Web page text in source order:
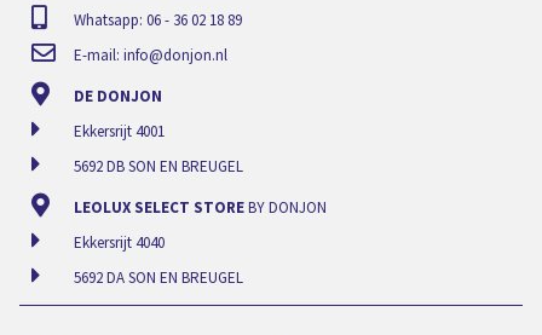
Whatsapp: 06 - 36 02 18 89
E-mail: info@donjon.nl
DE DONJON
Ekkersrijt 4001
5692 DB SON EN BREUGEL
LEOLUX SELECT STOREBY DONJON
Ekkersrijt 4040
5692 DA SON EN BREUGEL